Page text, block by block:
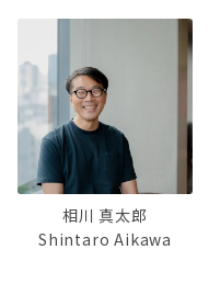
相川 真太郎
Shintaro Aikawa